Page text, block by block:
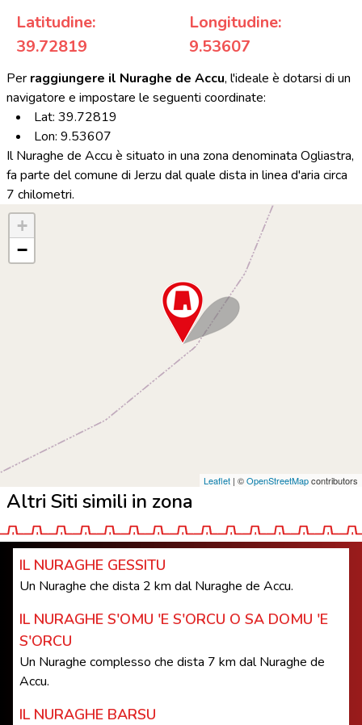
Latitudine:
39.72819
Longitudine:
9.53607
Per raggiungere il Nuraghe de Accu, l'ideale è dotarsi di un
navigatore e impostare le seguenti coordinate:
Lat: 39.72819
Lon: 9.53607
Il Nuraghe de Accu è situato in una zona denominata Ogliastra,
fa parte del comune di Jerzu dal quale dista in linea d'aria circa
7 chilometri.
+
−
Leaflet | ©OpenStreetMapcontributors
Altri Siti simili in zona
IL NURAGHE GESSITU
Un Nuraghe che dista 2 km dal Nuraghe de Accu.
IL NURAGHE S'OMU 'E S'ORCU O SA DOMU 'E
S'ORCU
Un Nuraghe complesso che dista 7 km dal Nuraghe de
Accu.
IL NURAGHE BARSU